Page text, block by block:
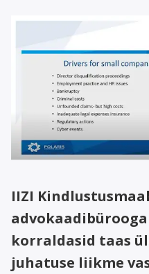
IIZI
korraldasid taas
juhatuse liikme